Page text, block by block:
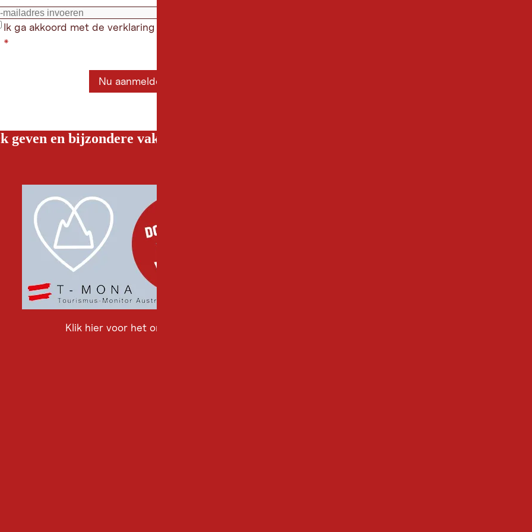
Ik ga akkoord met de verklaring gegevensbescherming.
*
Nu aanmelden
geven en bijzondere vakantiebelevenissen winnen!
Klik hier voor het onderzoek